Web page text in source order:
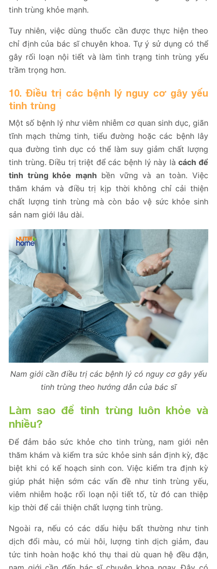
tinh trùng khỏe mạnh.
Tuy nhiên, việc dùng thuốc cần được thực hiện theo
chỉ định của bác sĩ chuyên khoa. Tự ý sử dụng có thể
gây rối loạn nội tiết và làm tình trạng tinh trùng yếu
trầm trọng hơn.
10. Điều trị các bệnh lý nguy cơ gây yếu
tinh trùng
Một số bệnh lý như viêm nhiễm cơ quan sinh dục, giãn
tĩnh mạch thừng tinh, tiểu đường hoặc các bệnh lây
qua đường tình dục có thể làm suy giảm chất lượng
tinh trùng. Điều trị triệt để các bệnh lý này làcách để
tinh trùng khỏe mạnh bền vững và an toàn. Việc
thăm khám và điều trị kịp thời không chỉ cải thiện
chất lượng tinh trùng mà còn bảo vệ sức khỏe sinh
sản nam giới lâu dài.
Nam giới cần điều trị các bệnh lý có nguy cơ gây yếu
tinh trùng theo hướng dẫn của bác sĩ
Làm sao để tinh trùng luôn khỏe và
nhiều?
Để đảm bảo sức khỏe cho tinh trùng, nam giới nên
thăm khám và kiểm tra sức khỏe sinh sản định kỳ, đặc
biệt khi có kế hoạch sinh con. Việc kiểm tra định kỳ
giúp phát hiện sớm các vấn đề như tinh trùng yếu,
viêm nhiễm hoặc rối loạn nội tiết tố, từ đó can thiệp
kịp thời để cải thiện chất lượng tinh trùng.
Ngoài ra, nếu có các dấu hiệu bất thường như tinh
dịch đổi màu, có mùi hôi, lượng tinh dịch giảm, đau
tức tinh hoàn hoặc khó thụ thai dù quan hệ đều đặn,